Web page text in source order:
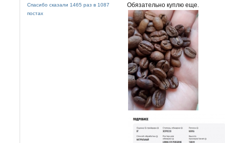
Спасибо сказали 1465 раз в 1087
постах
Обязательно куплю еще.